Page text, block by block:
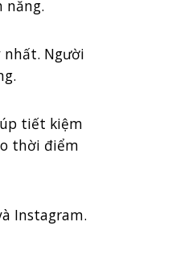
năng.
nhất. Người
tiết kiệm
thời điểm
Instagram.